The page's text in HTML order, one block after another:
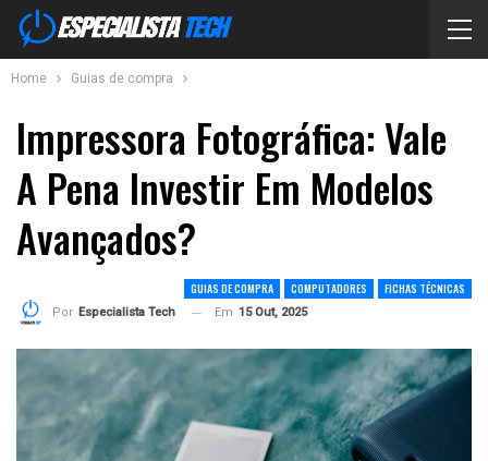
Home Guias de compra
Impressora Fotográfica: Vale
A Pena Investir Em Modelos
Avançados?
GUIAS DE COMPRA COMPUTADORES FICHAS TÉCNICAS
Por Especialista Tech Em 15 Out, 2025